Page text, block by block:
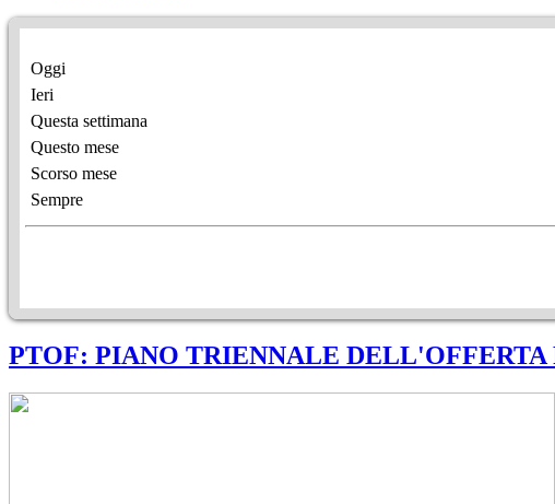
Oggi
Ieri
Questa settimana
Questo mese
Scorso mese
Sempre
PTOF: PIANO TRIENNALE DELL'OFFERTA